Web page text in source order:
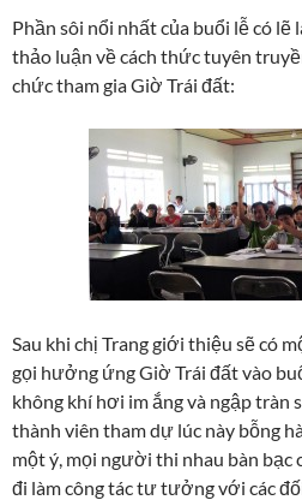
Phần sôi nổi nhất của buổi lễ có lẽ
thảo luận về cách thức tuyên
chức tham gia Giờ Trái đất:
Sau khi chị Trang giới thiệu sẽ có
gọi hưởng ứng Giờ Trái đất vào
không khí hơi im ắng và ngập tràn
thành viên tham dự lúc này bỗng
một ý, mọi người thi nhau bàn bạc
đi làm công tác tư tưởng với các